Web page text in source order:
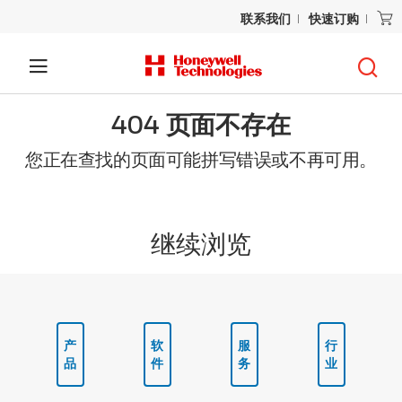
联系我们 快速订购
404 页面不存在
您正在查找的页面可能拼写错误或不再可用。
继续浏览
产
品
软
件
服
务
行
业